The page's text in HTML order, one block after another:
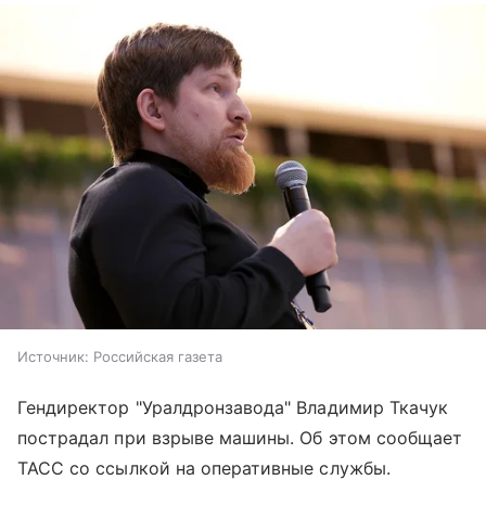
Источник: Российская газета
Гендиректор "Уралдронзавода" Владимир Ткачук
пострадал при взрыве машины. Об этом сообщает
ТАСС со ссылкой на оперативные службы.